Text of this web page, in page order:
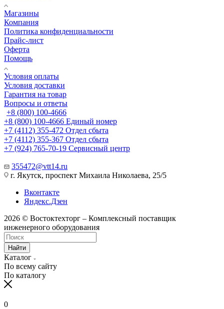
Магазины
Компания
Политика конфиденциальности
Прайс-лист
Оферта
Помощь
Условия оплаты
Условия доставки
Гарантия на товар
Вопросы и ответы
+8 (800) 100-4666
+8 (800) 100-4666 Единый номер
+7 (4112) 355-472 Отдел сбыта
+7 (4112) 355-367 Отдел сбыта
+7 (924) 765-70-19 Сервисный центр
355472@vtt14.ru
г. Якутск, проспект Михаила Николаева, 25/5
Вконтакте
Яндекс.Дзен
2026 © Востоктехторг – Комплексный поставщик
инженерного оборудования
Найти
Каталог
По всему сайту
По каталогу
0